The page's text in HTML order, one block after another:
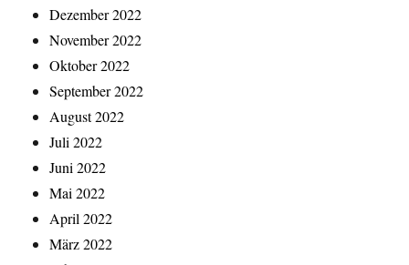
Dezember 2022
November 2022
Oktober 2022
September 2022
August 2022
Juli 2022
Juni 2022
Mai 2022
April 2022
März 2022